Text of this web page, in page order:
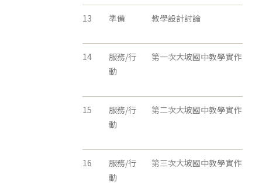
13 準備 教學設計討論
14
服務/行
動
第一次大坡國中教學實作
15
服務/行
動
第二次大坡國中教學實作
16
服務/行
動
第三次大坡國中教學實作